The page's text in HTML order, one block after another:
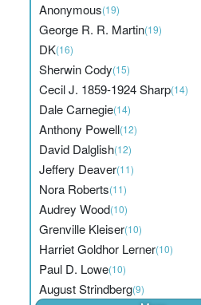
Anonymous(19)
George R. R. Martin(19)
DK(16)
Sherwin Cody(15)
Cecil J. 1859-1924 Sharp(14)
Dale Carnegie(14)
Anthony Powell(12)
David Dalglish(12)
Jeffery Deaver(11)
Nora Roberts(11)
Audrey Wood(10)
Grenville Kleiser(10)
Harriet Goldhor Lerner(10)
Paul D. Lowe(10)
August Strindberg(9)